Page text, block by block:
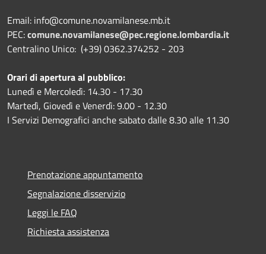
Email: info@comune.novamilanese.mb.it
PEC:comune.novamilanese@pec.regione.lombardia.it
Centralino Unico: (+39) 0362.374252 - 203
Orari di apertura al pubblico:
Lunedì e Mercoledì: 14.30 - 17.30
Martedì, Giovedì e Venerdì: 9.00 - 12.30
I Servizi Demografici anche sabato dalle 8.30 alle 11.30
Prenotazione appuntamento
Segnalazione disservizio
Leggi le FAQ
Richiesta assistenza